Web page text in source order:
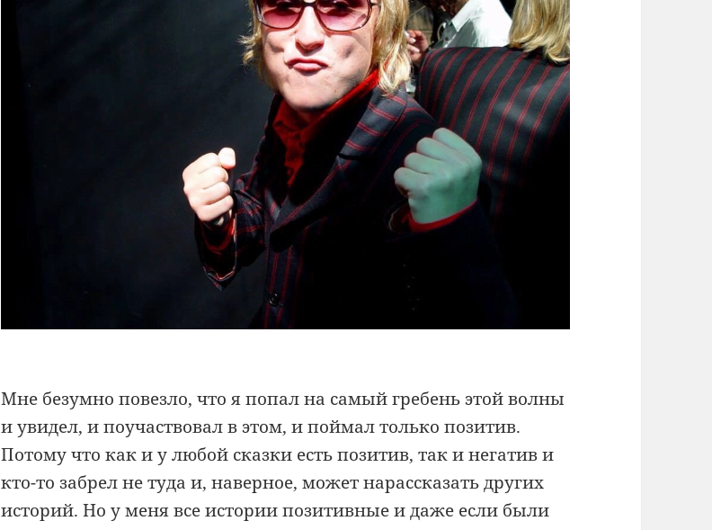
Мне безумно повезло, что я попал на самый гребень этой волны
и увидел, и поучаствовал в этом, и поймал только позитив.
Потому что как и у любой сказки есть позитив, так и негатив и
кто-то забрел не туда и, наверное, может нарассказать других
историй. Но у меня все истории позитивные и даже если были